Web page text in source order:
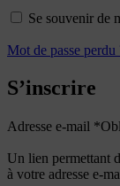
Se souvenir de
Mot de passe perdu
S’inscrire
Adresse e-mail *
Un lien permettant
à votre adresse e-